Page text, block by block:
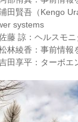
田賢吾（Kengo
systems
藤 諒：ヘルスモ
林綾香：事前情報
田享平：ターボエ